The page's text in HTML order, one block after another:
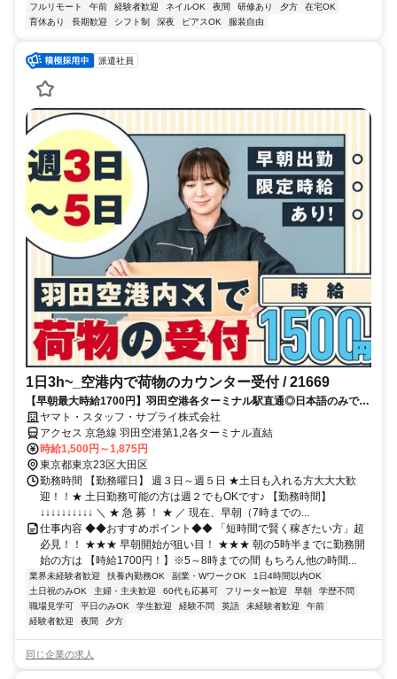
フルリモート
午前 経験者歓迎 ネイルOK 夜間 研修あり 夕方
在宅OK
育休あり
長期歓迎 シフト制 深夜 ピアスOK 服装自由
派遣社員
1日3h~_空港内で荷物のカウンター受付 / 21669
【早朝最大時給1700円】羽田空港各ターミナル駅直通◎日本語のみで対
応◎未経験OK♪短時間でお小遣い稼ぎ◎早朝or夜勤務積極採用中★土日
のみの週2もOK！
ヤマト・スタッフ・サプライ株式会社
アクセス 京急線 羽田空港第1,2各ターミナル直結
時給1,500円～1,875円
東京都東京23区大田区
勤務時間 【勤務曜日】 週３日～週５日 ★土日も入れる方大大大歓
迎！！★ 土日勤務可能の方は週２でもOKです♪ 【勤務時間】
↓↓↓↓↓↓↓↓↓↓ ＼ ★ 急 募 ！ ★ ／ 現在、早朝（7時までの...
仕事内容 ◆◆おすすめポイント◆◆ 「短時間で賢く稼ぎたい方」超
必見！！ ★★★ 早朝開始が狙い目！ ★★★ 朝の5時半までに勤務開
始の方は 【時給1700円！】※5～8時までの間 もちろん他の時間...
業界未経験者歓迎 扶養内勤務OK 副業・WワークOK
1日4時間以内OK
土日祝のみOK
主婦・主夫歓迎 60代も応募可 フリーター歓迎 早朝
学歴不問
職場見学可
平日のみOK 学生歓迎 経験不問 英語 未経験者歓迎
午前
経験者歓迎
夜間 夕方
同じ企業の求人